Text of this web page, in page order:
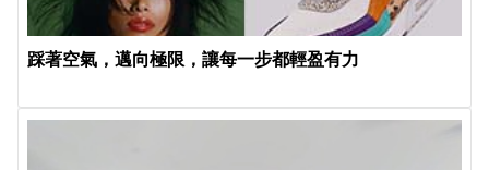
踩著空氣，邁向極限，讓每一步都輕盈有力